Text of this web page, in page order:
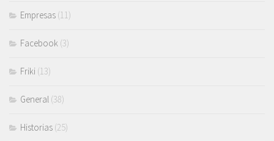
Empresas (11)
Facebook (3)
Friki (13)
General (38)
Historias (25)